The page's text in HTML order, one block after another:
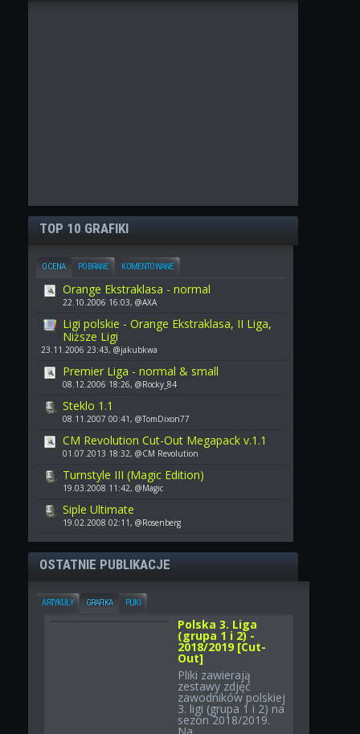
TOP 10 GRAFIKI
OCENA POBRANE KOMENTOWANE
Orange Ekstraklasa - normal
22.10.2006 16:03, @AXA
Ligi polskie - Orange Ekstraklasa, II Liga,
Niższe Ligi
23.11.2006 23:43, @jakubkwa
Premier Liga - normal & small
08.12.2006 18:26, @Rocky_84
Steklo 1.1
08.11.2007 00:41, @TomDixon77
CM Revolution Cut-Out Megapack v.1.1
01.07.2013 18:32, @CM Revolution
Turnstyle III (Magic Edition)
19.03.2008 11:42, @Magic
Siple Ultimate
19.02.2008 02:11, @Rosenberg
OSTATNIE PUBLIKACJE
ARTYKUŁY GRAFIKA PLIKI
Polska 3. Liga
(grupa 1 i 2) -
2018/2019 [Cut-
Out]
Pliki zawierają
zestawy zdjęć
zawodników polskiej
3. ligi (grupa 1 i 2) na
sezon 2018/2019.